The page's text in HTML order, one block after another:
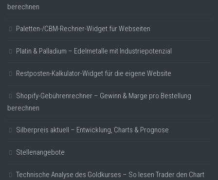
berechnen
Paletten-/CBM-Rechner-Widget für Webseiten
Platin & Palladium – Edelmetalle mit Industriepotenzial
Restposten-Kalkulator-Widget für die eigene Website
Shopify-Gebührenrechner – Gewinn & Marge pro Bestellung
berechnen
Silberpreis aktuell – Entwicklung, Charts & Prognose
Stellenangebote
Technische Analyse des Goldkurses – So lesen Trader den Chart